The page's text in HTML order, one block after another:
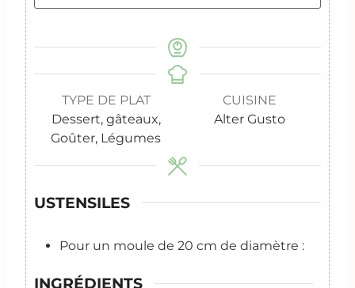
TYPE DE PLAT
Dessert, gâteaux,
Goûter, Légumes
CUISINE
Alter Gusto
USTENSILES
Pour un moule de 20 cm de diamètre :
INGRÉDIENTS